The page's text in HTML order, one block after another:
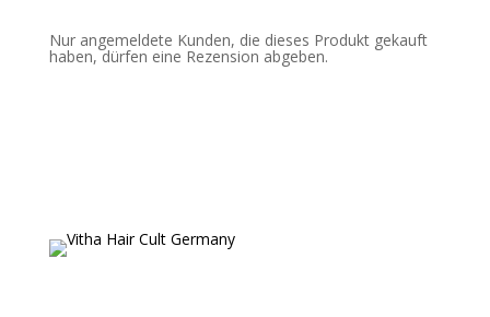
Nur angemeldete Kunden, die dieses Produkt gekauft
haben, dürfen eine Rezension abgeben.